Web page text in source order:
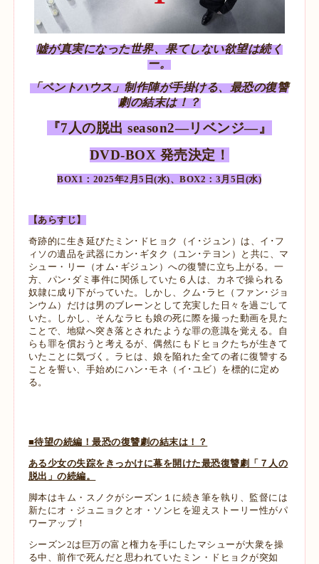
嘘が真実になった世界、果てしない欲望は続く
ー。
「ペントハウス」制作陣が手掛ける、最恐の復讐
劇の結末は！？
『7人の脱出 season2―リベンジ―』
DVD-BOX 発売決定！
BOX1：2025年2月5日(水)、BOX2：3月5日(水)
【あらすじ】
奇跡的に生き延びたミン･ドヒョク（イ･ジュン）は、イ･フ
ィソの遺品を武器にカン･ギタク（ユン･テヨン）と共に、マ
シュー・リー（オム･ギジュン）への復讐に立ち上がる。一
方、パン･ダミ事件に関係していた６人は、カネで操られる
奴隷に成り下がっていた。しかし、クム･ラヒ（ファン･ジョ
ンウム）だけは男のブレーンとして充実した日々を過ごして
いた。しかし、そんなラヒも娘の死に際を撮った動画を見た
ことで、地獄へ突き落とされたような罪の意識を覚える。自
らも罪を償おうと考えるが、偶然にもドヒョクたちが生きて
いたことに気づく。ラヒは、娘を陥れた全ての者に復讐する
ことを誓い、手始めにハン･モネ（イ･ユビ）を標的に定め
る。
■待望の続編！最恐の復讐劇の結末は！？
ある少女の失踪をきっかけに幕を開けた最恐復讐劇「７人の
脱出」の続編。
脚本はキム・スノクがシーズン１に続き筆を執り、監督には
新たにオ・ジュニョクとオ・ソンヒを迎えストーリー性がパ
ワーアップ！
シーズン2は巨万の富と権力を手にしたマシューが大衆を操
る中、前作で死んだと思われていたミン・ドヒョクが突如